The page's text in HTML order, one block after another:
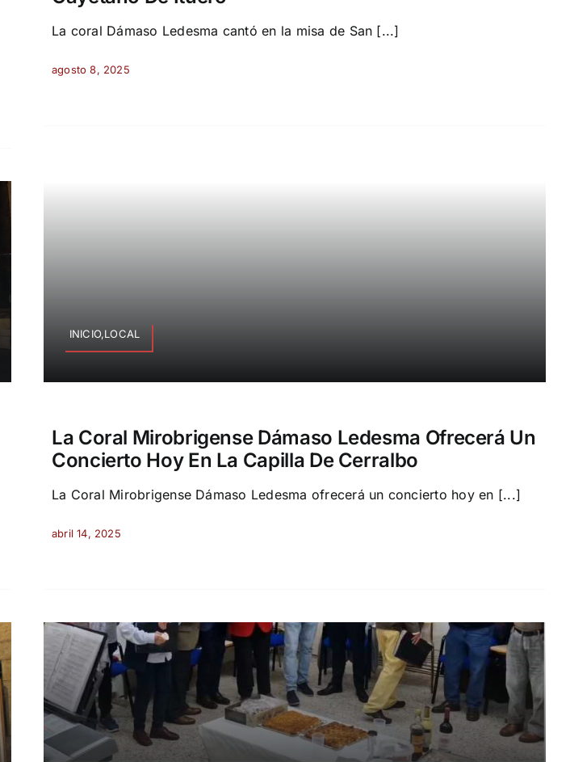
La coral Dámaso Ledesma cantó en la misa de San [...]
agosto 8, 2025
INICIO,LOCAL
La Coral Mirobrigense Dámaso Ledesma Ofrecerá Un
Concierto Hoy En La Capilla De Cerralbo
La Coral Mirobrigense Dámaso Ledesma ofrecerá un concierto hoy en [...]
abril 14, 2025